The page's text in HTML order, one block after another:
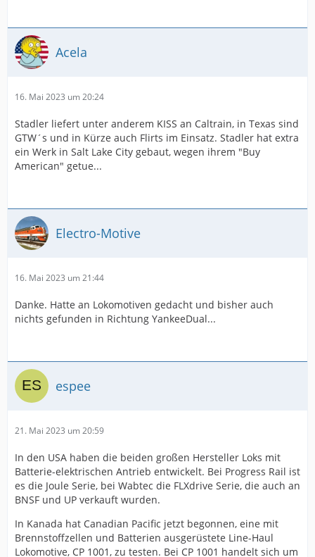
Acela
16. Mai 2023 um 20:24
Stadler liefert unter anderem KISS an Caltrain, in Texas sind
GTW´s und in Kürze auch Flirts im Einsatz. Stadler hat extra
ein Werk in Salt Lake City gebaut, wegen ihrem "Buy
American" getue...
Electro-Motive
16. Mai 2023 um 21:44
Danke. Hatte an Lokomotiven gedacht und bisher auch
nichts gefunden in Richtung YankeeDual...
espee
21. Mai 2023 um 20:59
In den USA haben die beiden großen Hersteller Loks mit
Batterie-elektrischen Antrieb entwickelt. Bei Progress Rail ist
es die Joule Serie, bei Wabtec die FLXdrive Serie, die auch an
BNSF und UP verkauft wurden.
In Kanada hat Canadian Pacific jetzt begonnen, eine mit
Brennstoffzellen und Batterien ausgerüstete Line-Haul
Lokomotive, CP 1001, zu testen. Bei CP 1001 handelt sich um